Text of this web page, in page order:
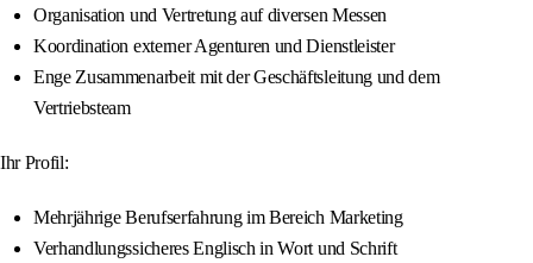
Organisation und Vertretung auf diversen Messen
Koordination externer Agenturen und Dienstleister
Enge Zusammenarbeit mit der Geschäftsleitung und dem
Vertriebsteam
Ihr Profil:
Mehrjährige Berufserfahrung im Bereich Marketing
Verhandlungssicheres Englisch in Wort und Schrift